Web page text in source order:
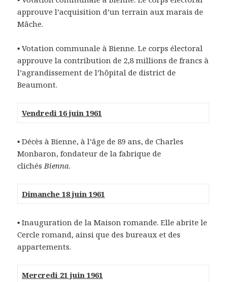
approuve l’acquisition d’un terrain aux marais de
Mâche.
▪ Votation communale à Bienne. Le corps électoral
approuve la contribution de 2,8 millions de francs à
l’agrandissement de l’hôpital de district de
Beaumont.
Vendredi 16 juin 1961
▪ Décès à Bienne, à l’âge de 89 ans, de Charles
Monbaron, fondateur de la fabrique de
clichésBienna.
Dimanche 18 juin 1961
▪ Inauguration de la Maison romande. Elle abrite le
Cercle romand, ainsi que des bureaux et des
appartements.
Mercredi 21 juin 1961